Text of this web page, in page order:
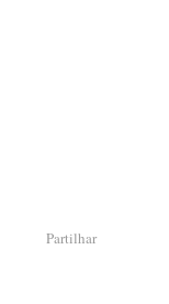
Partilhar